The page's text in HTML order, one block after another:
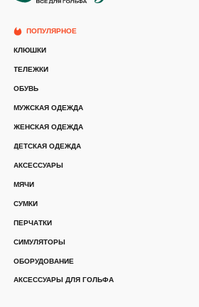
КЛЮШКИ
СУМКИ
ОБУВЬ
ПЕРЧАТКИ
ТЕЛЕЖКИ
АКСЕССУАРЫ ДЛЯ ГОЛЬФА
МЯЧИ
СИМУЛЯТОРЫ
ОБОРУДОВАНИЕ
МУЖСКАЯ ОДЕЖДА
ЖЕНСКАЯ ОДЕЖДА
ДЕТСКАЯ ОДЕЖДА
АКСЕССУАРЫ
ПОПУЛЯРНОЕ